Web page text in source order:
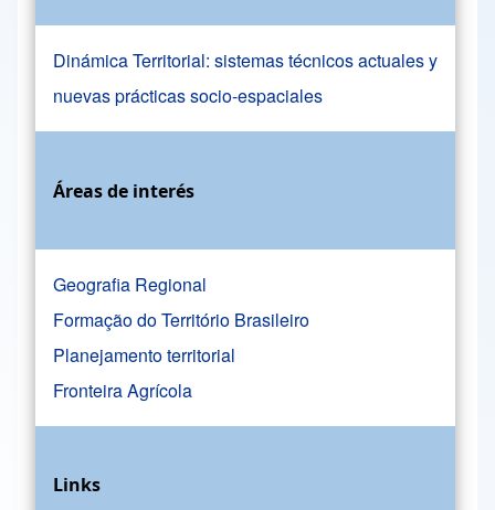
Dinámica Territorial: sistemas técnicos actuales y
nuevas prácticas socio-espaciales
Áreas de interés
Geografia Regional
Formação do Território Brasileiro
Planejamento territorial
Fronteira Agrícola
Links